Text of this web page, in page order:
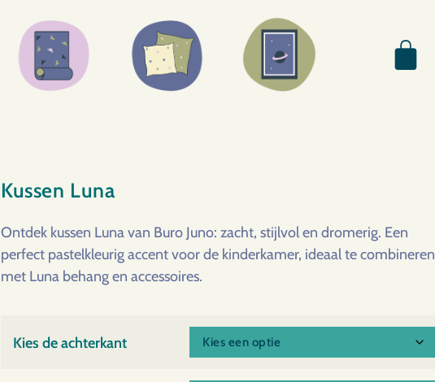
Kussen Luna
Ontdek kussen Luna van Buro Juno: zacht, stijlvol en dromerig. Een
perfect pastelkleurig accent voor de kinderkamer, ideaal te combineren
met Luna behang en accessoires.
Kies de achterkant